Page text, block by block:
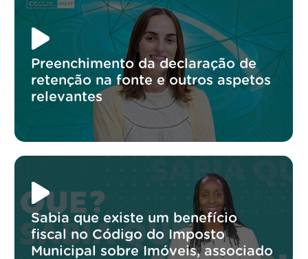
Preenchimento da declaração de
retenção na fonte e outros aspetos
relevantes
Sabia que existe um benefício
fiscal no Código do Imposto
Municipal sobre Imóveis, associado